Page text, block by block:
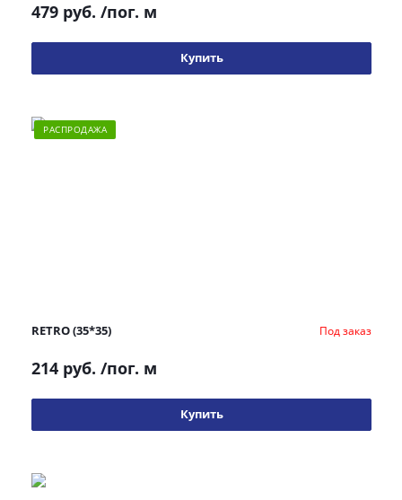
479 руб. /пог. м
Купить
РАСПРОДАЖА
RETRO (35*35) Под заказ
214 руб. /пог. м
Купить